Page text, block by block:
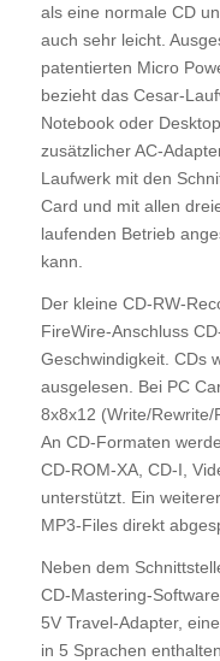
als eine normale CD
auch sehr leicht.
patentierten Micro
bezieht das Cesar-
Notebook oder
zusätzlicher AC-
Laufwerk mit den
Card und mit allen
laufenden Betrieb
kann.
Der kleine CD-RW-
FireWire-Anschluss
Geschwindigkeit. CDs
ausgelesen. Bei PC
8x8x12 (Write/Rewrite/
An CD-Formaten
CD-ROM-XA, CD-I,
unterstützt. Ein
MP3-Files direkt
Neben dem
CD-Mastering-
5V Travel-Adapter,
in 5 Sprachen